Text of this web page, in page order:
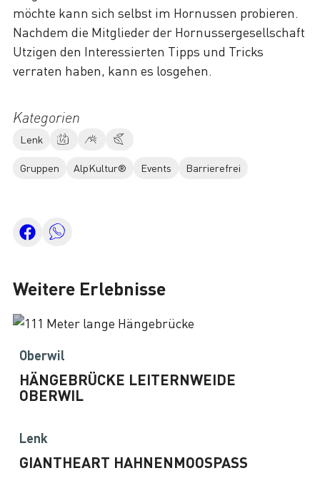
Kategorien
Lenk
Gruppen AlpKultur® Events Barrierefrei
möchte kann sich selbst im Hornussen probieren.
Nachdem die Mitglieder der Hornussergesellschaft
Utzigen den Interessierten Tipps und Tricks
verraten haben, kann es losgehen.
Weitere Erlebnisse
Oberwil
HÄNGEBRÜCKE LEITERNWEIDE
OBERWIL
Lenk
GIANTHEART HAHNENMOOSPASS